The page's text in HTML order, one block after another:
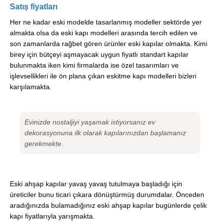
Satış fiyatları
Her ne kadar eski modelde tasarlanmış modeller sektörde yer
almakta olsa da eski kapı modelleri arasında tercih edilen ve
son zamanlarda rağbet gören ürünler eski kapılar olmakta. Kimi
birey için bütçeyi aşmayacak uygun fiyatlı standart kapılar
bulunmakta iken kimi firmalarda ise özel tasarımları ve
işlevsellikleri ile ön plana çıkan eskitme kapı modelleri bizleri
karşılamakta.
Evinizde nostaljiyi yaşamak istiyorsanız ev
dekorasyonuna ilk olarak kapılarınızdan başlamanız
gerekmekte.
Eski ahşap kapılar yavaş yavaş tutulmaya başladığı için
üreticiler bunu ticari çıkara dönüştürmüş durumdalar. Önceden
aradığınızda bulamadığınız eski ahşap kapılar bugünlerde çelik
kapı fiyatlarıyla yarışmakta.